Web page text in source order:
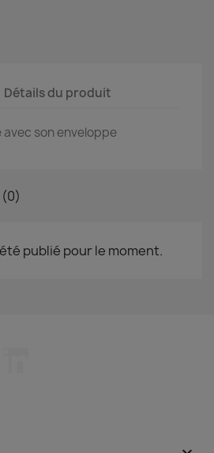
Détails du produit
son enveloppe
publié pour le moment.